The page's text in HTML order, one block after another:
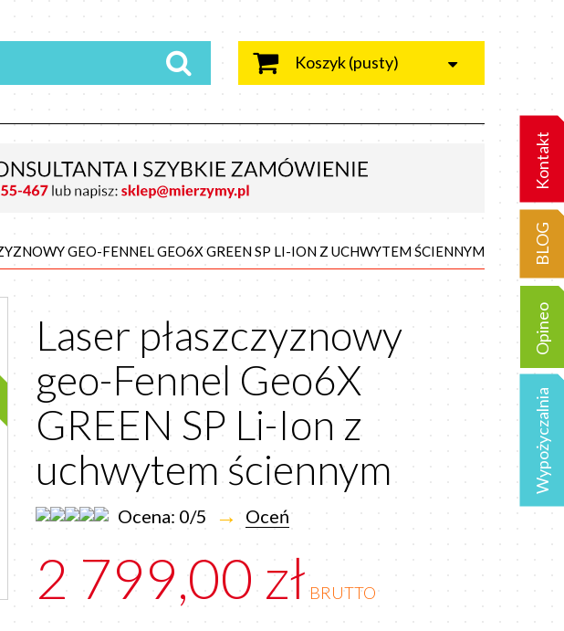
Koszyk(pusty)
GEO-FENNEL GEO6X GREEN SP LI-ION Z UCHWYTEM ŚCIENNYM
Laser płaszczyznowy
geo-Fennel Geo6X
GREEN SP Li-Ion z
uchwytem ściennym
Ocena: 0/5 → Oceń
2 799,00 zł BRUTTO
Kontakt
BLOG
Opineo
Wypożyczalnia